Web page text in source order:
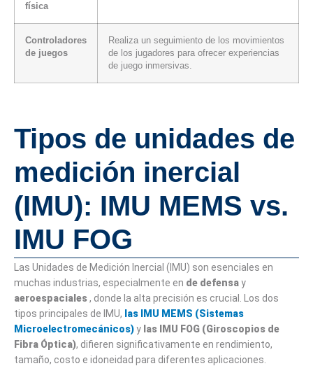
física
Controladores
de juegos
Realiza un seguimiento de los movimientos
de los jugadores para ofrecer experiencias
de juego inmersivas.
Tipos de unidades de
medición inercial
(IMU): IMU MEMS vs.
IMU FOG
Las Unidades de Medición Inercial (IMU) son esenciales en
muchas industrias, especialmente en de defensay
aeroespaciales, donde la alta precisión es crucial. Los dos
tipos principales de IMU, las IMU MEMS (Sistemas
Microelectromecánicos)y las IMU FOG (Giroscopios de
Fibra Óptica), difieren significativamente en rendimiento,
tamaño, costo e idoneidad para diferentes aplicaciones.